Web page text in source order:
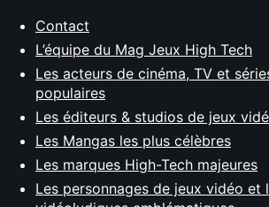
Contact
L’équipe du Mag Jeux High Tech
Les acteurs de cinéma, TV et
populaires
Les éditeurs & studios de jeux
Les Mangas les plus célèbres
Les marques High-Tech majeures
Les personnages de jeux vidéo et